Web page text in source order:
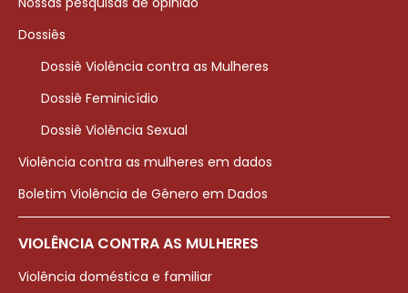
Dossiês
Dossiê Violência contra as Mulheres
Dossiê Feminicídio
Dossiê Violência Sexual
Violência contra as mulheres em dados
Boletim Violência de Gênero em Dados
VIOLÊNCIA CONTRA AS MULHERES
Violência doméstica e familiar